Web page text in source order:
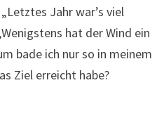
Jahr war’s viel
hat der Wind ein
bade ich nur so in meinem
Ziel erreicht habe?